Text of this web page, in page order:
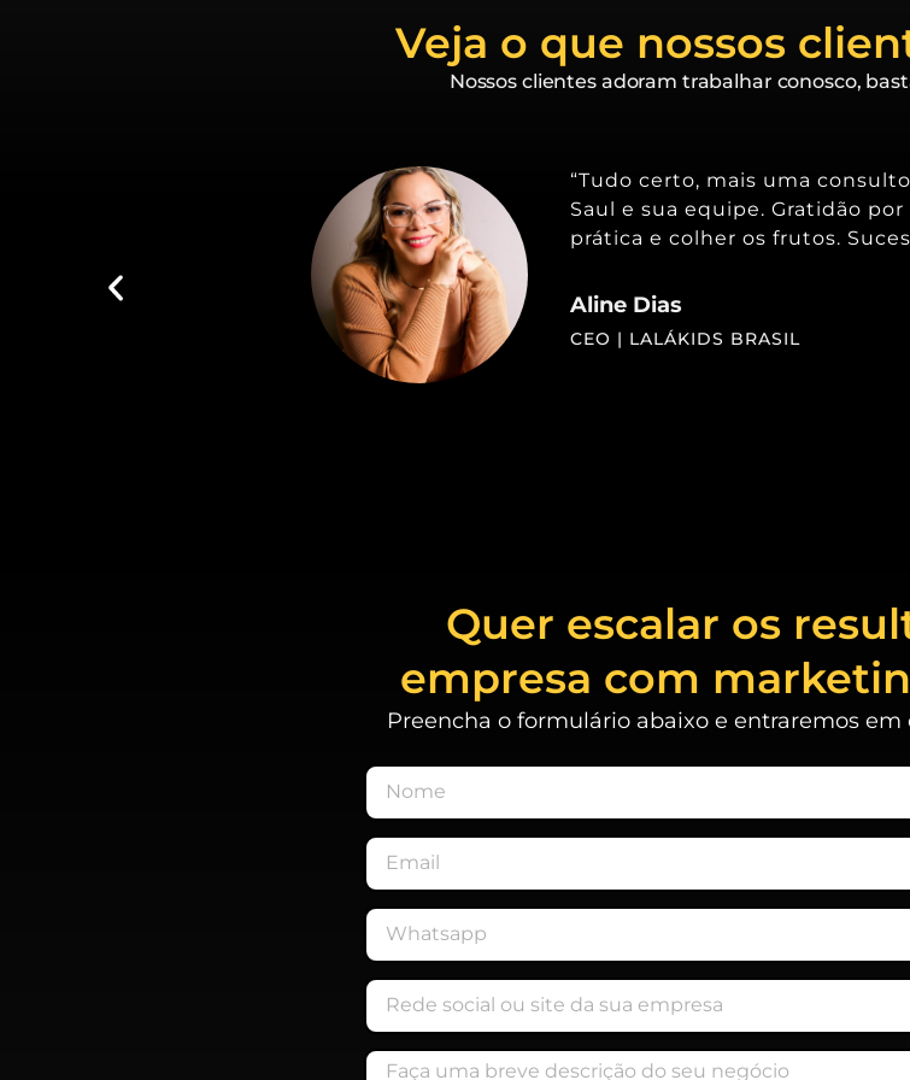
Veja o que nossos
Nossos clientes adoram trabalhar conosco,
“Tudo certo, mais uma
Saul e sua equipe. Gratidão
prática e colher os frutos.
Aline Dias
CEO | LALÁKIDS BRASIL
Quer escalar os
empresa com
Preencha o formulário abaixo e entraremos